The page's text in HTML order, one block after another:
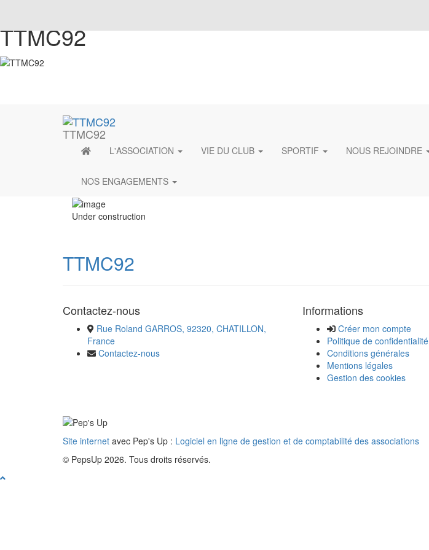
TTMC92
TTMC92
L'ASSOCIATION VIE DU CLUB SPORTIF NOUS REJOINDRE
NOS ENGAGEMENTS
Under construction
TTMC92
Contactez-nous
Rue Roland GARROS, 92320, CHATILLON,
France
Contactez-nous
Informations
Créer mon compte
Politique de confidentialité
Conditions générales
Mentions légales
Gestion des cookies
Site internet avec Pep's Up : Logiciel en ligne de gestion et de comptabilité des associations
© PepsUp 2026. Tous droits réservés.